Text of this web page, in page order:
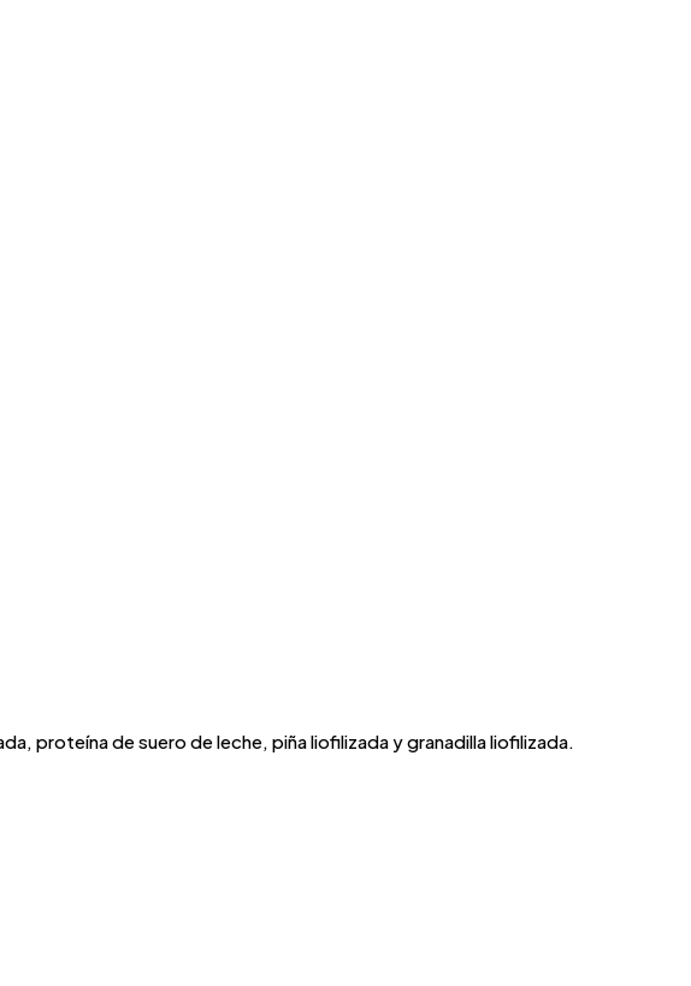
proteína de suero de leche, piña liofilizada y granadilla liofilizada.